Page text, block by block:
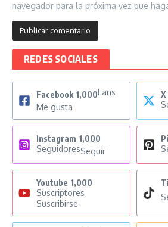
navegador para la próxima vez que
REDES SOCIALES
Facebook 1,000Fans
Me gusta
Instagram 1,000
SeguidoresSeguir
Youtube 1,000
Suscriptores
Suscribirse